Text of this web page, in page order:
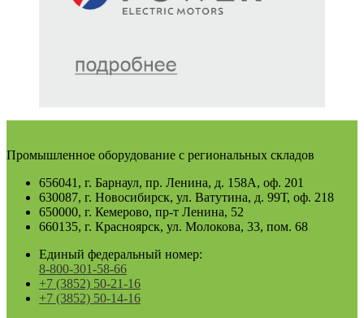
Промышленное оборудование с региональных складов
656041, г. Барнаул, пр. Ленина, д. 158А, оф. 201
630087, г. Новосибирск, ул. Ватутина, д. 99Т, оф. 218
650000, г. Кемерово, пр-т Ленина, 52
660135, г. Красноярск, ул. Молокова, 33, пом. 68
Единый федеральный номер:
8-800-301-58-66
+7 (3852) 50-21-16
+7 (3852) 50-14-16